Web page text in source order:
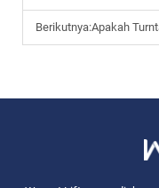
Berikutnya:Apakah Turntable